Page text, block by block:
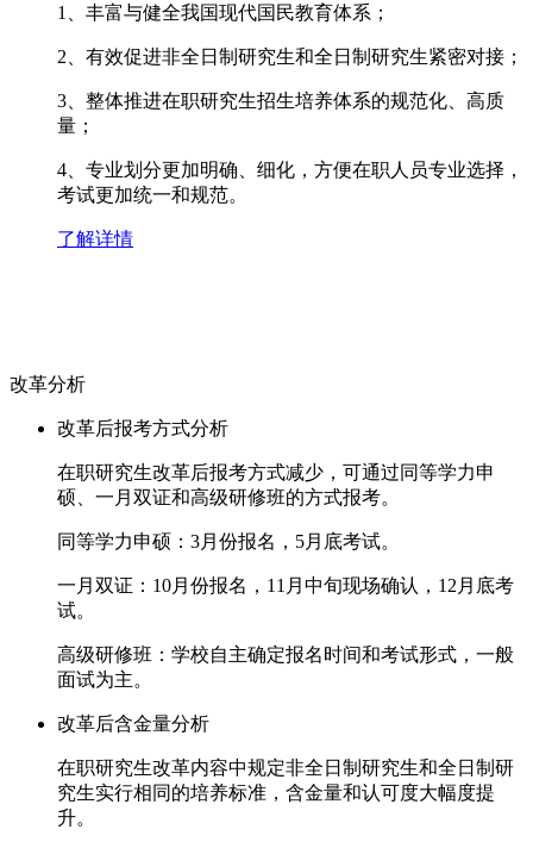
1、丰富与健全我国现代国民教育体系；
2、有效促进非全日制研究生和全日制研究生紧密对接；
3、整体推进在职研究生招生培养体系的规范化、高质
量；
4、专业划分更加明确、细化，方便在职人员专业选择，
考试更加统一和规范。
了解详情
改革分析
改革后报考方式分析
在职研究生改革后报考方式减少，可通过同等学力申
硕、一月双证和高级研修班的方式报考。
同等学力申硕：3月份报名，5月底考试。
一月双证：10月份报名，11月中旬现场确认，12月底考
试。
高级研修班：学校自主确定报名时间和考试形式，一般
面试为主。
改革后含金量分析
在职研究生改革内容中规定非全日制研究生和全日制研
究生实行相同的培养标准，含金量和认可度大幅度提
升。